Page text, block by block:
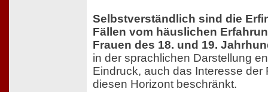
Selbstverständlich sind die
Fällen vom häuslichen
Frauen des 18. und 19.
in der sprachlichen Darstellung
Eindruck, auch das Interesse der
diesen Horizont beschränkt.